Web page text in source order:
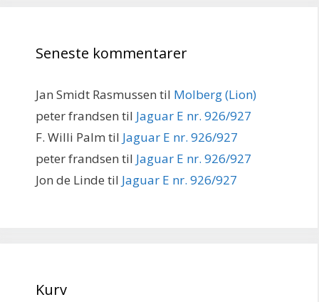
Seneste kommentarer
Jan Smidt Rasmussen til Molberg (Lion)
peter frandsen til Jaguar E nr. 926/927
F. Willi Palm til Jaguar E nr. 926/927
peter frandsen til Jaguar E nr. 926/927
Jon de Linde til Jaguar E nr. 926/927
Kurv